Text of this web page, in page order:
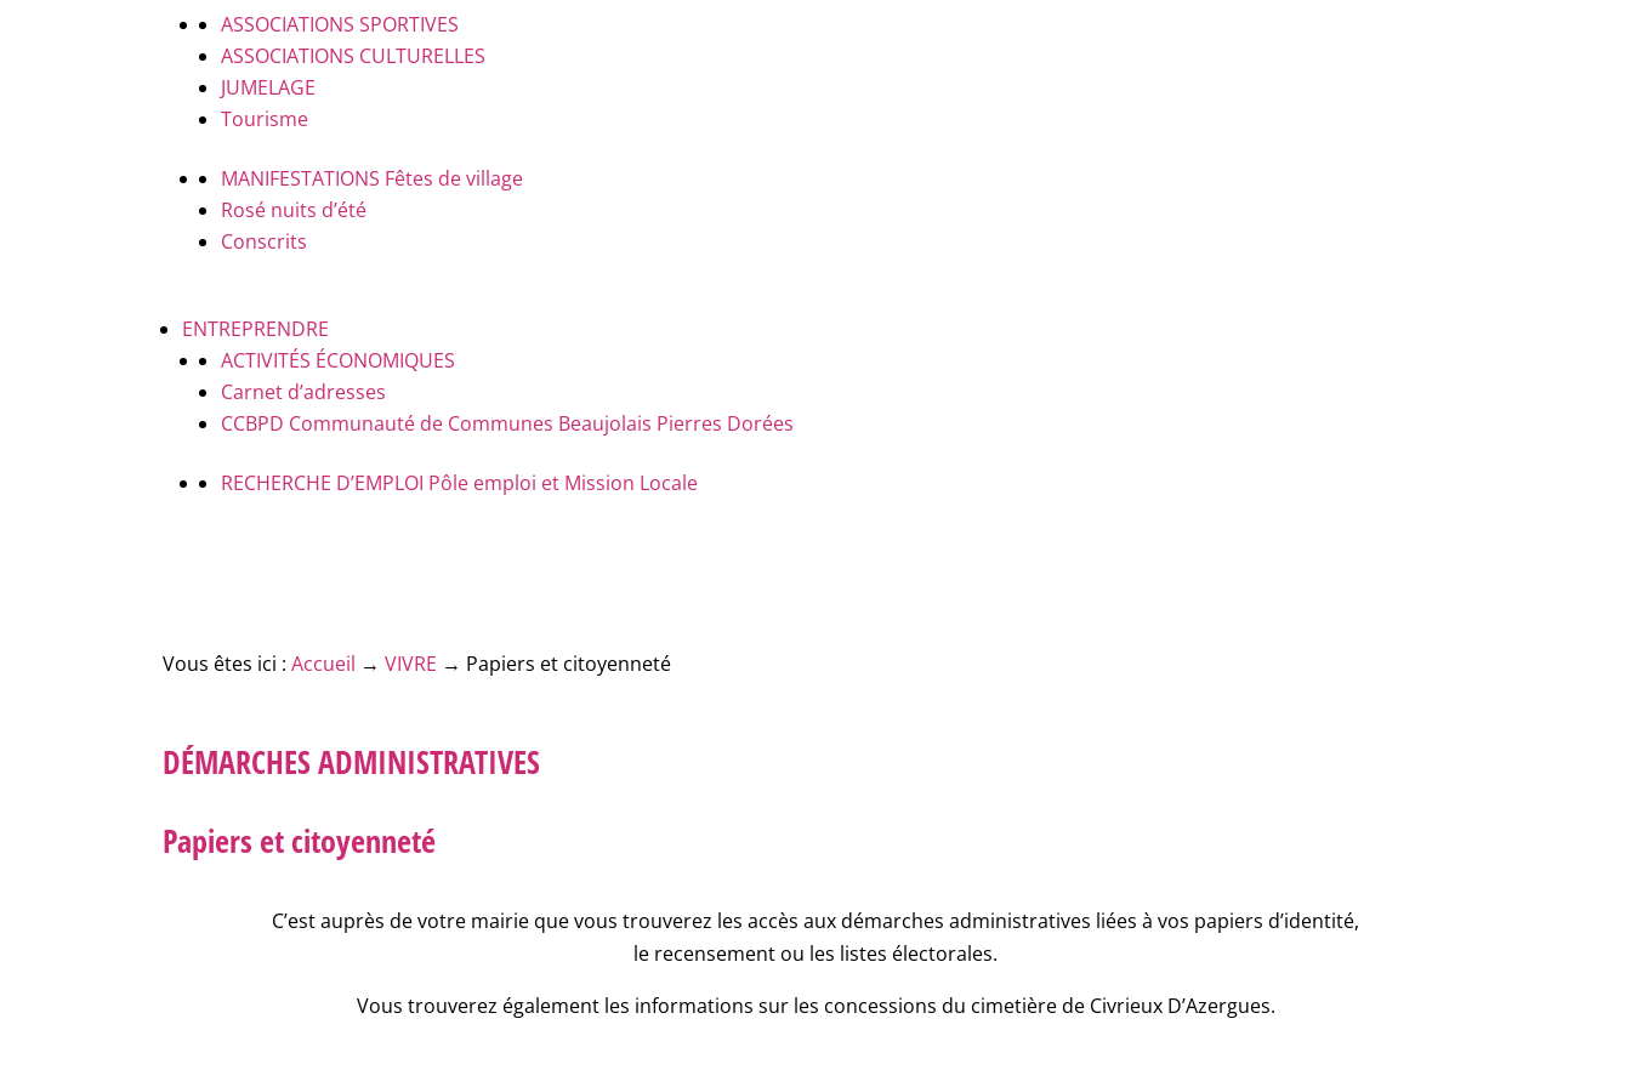
ASSOCIATIONS SPORTIVES
ASSOCIATIONS CULTURELLES
JUMELAGE
Tourisme
MANIFESTATIONS Fêtes de village
Rosé nuits d’été
Conscrits
ENTREPRENDRE
ACTIVITÉS ÉCONOMIQUES
Carnet d’adresses
CCBPD Communauté de Communes Beaujolais Pierres Dorées
RECHERCHE D’EMPLOI Pôle emploi et Mission Locale
Vous êtes ici :Accueil →VIVRE → Papiers et citoyenneté
DÉMARCHES ADMINISTRATIVES
Papiers et citoyenneté
C’est auprès de votre mairie que vous trouverez les accès aux démarches administratives liées à vos papiers d’identité,
le recensement ou les listes électorales.
Vous trouverez également les informations sur les concessions du cimetière de Civrieux D’Azergues.